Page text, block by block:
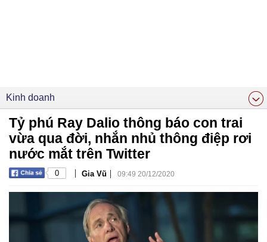
Kinh doanh
Tỷ phú Ray Dalio thông báo con trai
vừa qua đời, nhắn nhủ thông điệp rơi
nước mắt trên Twitter
0 | Gia Vũ | 09:49 20/12/2020